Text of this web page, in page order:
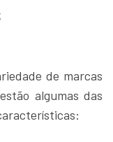
de marcas
algumas das